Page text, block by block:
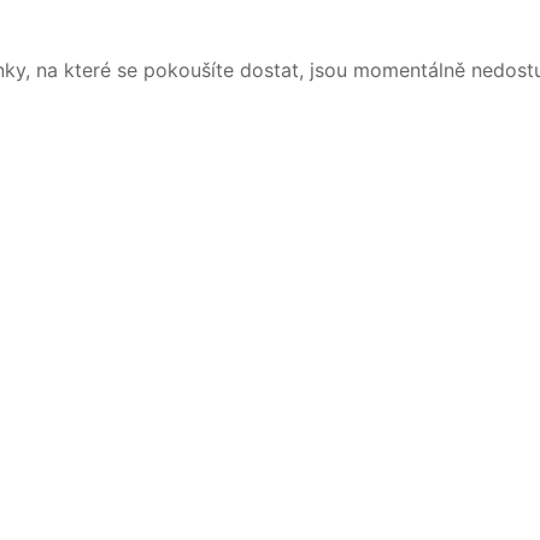
na které se pokoušíte dostat, jsou momentálně